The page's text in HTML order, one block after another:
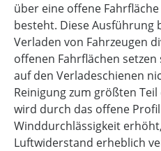
über eine offene
besteht. Diese Ausführung
Verladen von Fahrzeugen
offenen Fahrflächen
auf den Verladeschienen
Reinigung zum größten
wird durch das offene
Winddurchlässigkeit
Luftwiderstand erheblich